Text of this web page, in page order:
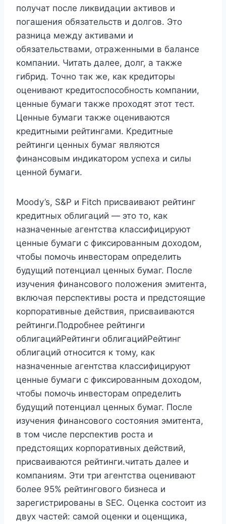
получат после ликвидации активов и
погашения обязательств и долгов. Это
разница между активами и
обязательствами, отраженными в балансе
компании. Читать далее, долг, а также
гибрид. Точно так же, как кредиторы
оценивают кредитоспособность компании,
ценные бумаги также проходят этот тест.
Ценные бумаги также оцениваются
кредитными рейтингами. Кредитные
рейтинги ценных бумаг являются
финансовым индикатором успеха и силы
ценной бумаги.
Moody’s, S&P и Fitch присваивают рейтинг
кредитных облигаций — это то, как
назначенные агентства классифицируют
ценные бумаги с фиксированным доходом,
чтобы помочь инвесторам определить
будущий потенциал ценных бумаг. После
изучения финансового положения эмитента,
включая перспективы роста и предстоящие
корпоративные действия, присваиваются
рейтинги.Подробнее рейтинги
облигацийРейтинги облигацийРейтинг
облигаций относится к тому, как
назначенные агентства классифицируют
ценные бумаги с фиксированным доходом,
чтобы помочь инвесторам определить
будущий потенциал ценных бумаг. После
изучения финансового состояния эмитента,
в том числе перспектив роста и
предстоящих корпоративных действий,
присваиваются рейтинги.читать далее и
компаниям. Эти три агентства оценивают
более 95% рейтингового бизнеса и
зарегистрированы в SEC. Оценка состоит из
двух частей: самой оценки и оценщика,